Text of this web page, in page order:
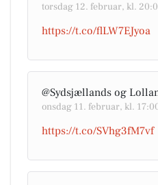
torsdag 12. februar, kl.
https://t.co/flLW7EJyoa
@Sydsjællands og
onsdag 11. februar, kl.
https://t.co/SVhg3fM7vf